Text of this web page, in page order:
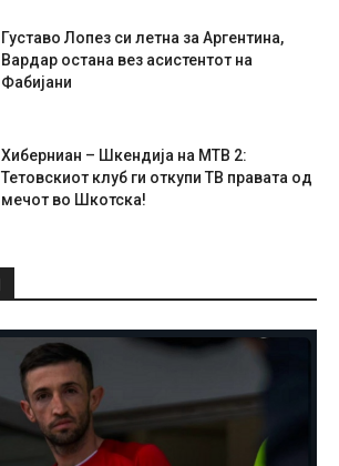
Густаво Лопез си летна за Аргентина,
Вардар остана вез асистентот на
Фабијани
Хиберниан – Шкендија на МТВ 2:
Тетовскиот клуб ги откупи ТВ правата од
мечот во Шкотска!